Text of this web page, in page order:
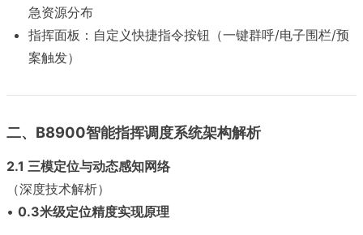
急资源分布
指挥面板：自定义快捷指令按钮（一键群呼/电子围栏/预
案触发）
二、B8900智能指挥调度系统架构解析
2.1 三模定位与动态感知网络
（深度技术解析）
• 0.3米级定位精度实现原理